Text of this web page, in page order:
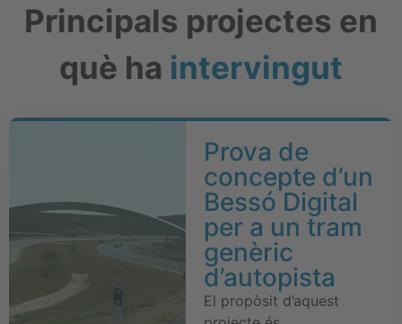
Principals projectes en
què ha intervingut
Prova de
concepte d’un
Bessó Digital
per a un tram
genèric
d’autopista
El propòsit d’aquest